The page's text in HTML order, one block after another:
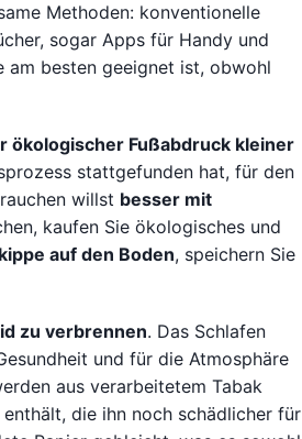
Methoden: konventionelle
sogar Apps für Handy und
am besten geeignet ist, obwohl
ökologischer Fußabdruck kleiner
stattgefunden hat, für den
willst besser mit
kaufen Sie ökologisches und
auf den Boden, speichern Sie
zu verbrennen. Das Schlafen
und für die Atmosphäre
aus verarbeitetem Tabak
die ihn noch schädlicher für